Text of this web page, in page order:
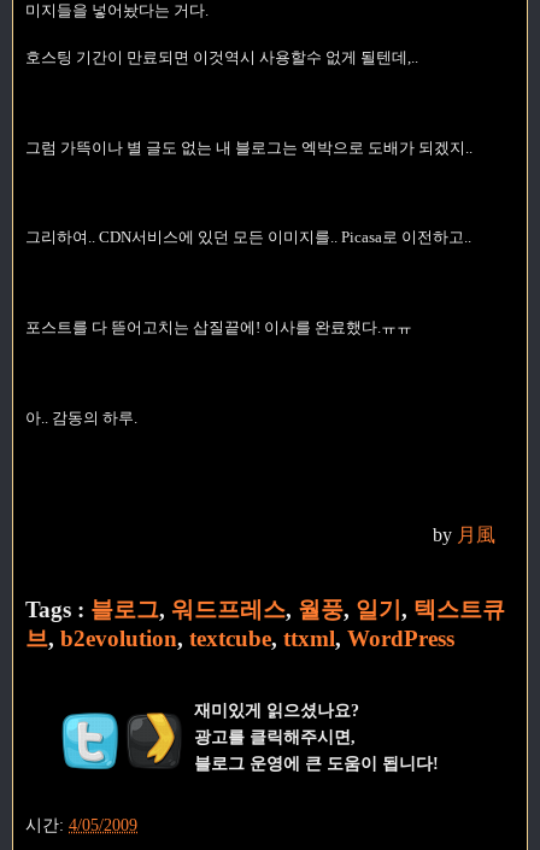
미지들을 넣어놨다는 거다.
호스팅 기간이 만료되면 이것역시 사용할수 없게 될텐데,..
그럼 가뜩이나 별 글도 없는 내 블로그는 엑박으로 도배가 되겠지..
그리하여.. CDN서비스에 있던 모든 이미지를.. Picasa로 이전하고..
포스트를 다 뜯어고치는 삽질끝에! 이사를 완료했다.ㅠㅠ
아.. 감동의 하루.
by 月風
Tags : 블로그, 워드프레스, 월풍, 일기 , 텍스트큐
브, b2evolution, textcube, ttxml, WordPress
재미있게 읽으셨나요?
광고를 클릭해주시면,
블로그 운영에 큰 도움이 됩니다!
시간: 4/05/2009